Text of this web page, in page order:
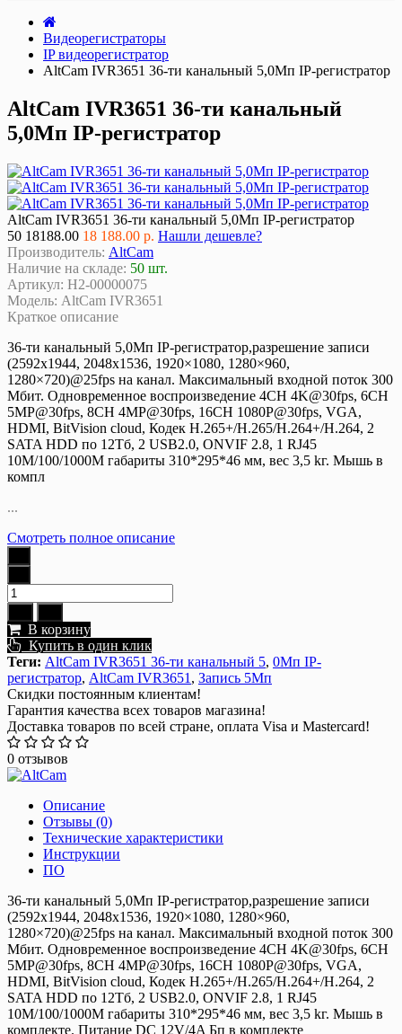
Видеорегистраторы
IP видеорегистратор
AltCam IVR3651 36-ти канальный 5,0Мп IP-регистратор
AltCam IVR3651 36-ти канальный
5,0Мп IP-регистратор
AltCam IVR3651 36-ти канальный 5,0Мп IP-регистратор
50 18188.00 18 188.00 р. Нашли дешевле?
Производитель: AltCam
Наличие на складе: 50 шт.
Артикул: Н2-00000075
Модель: AltCam IVR3651
Краткое описание
36-ти канальный 5,0Мп IP-регистратор,разрешение записи
(2592x1944, 2048x1536, 1920×1080, 1280×960,
1280×720)@25fps на канал. Максимальный входной поток 300
Мбит. Одновременное воспроизведение 4CH 4K@30fps, 6CH
5MP@30fps, 8CH 4MP@30fps, 16CH 1080P@30fps, VGA,
HDMI, BitVision cloud, Кодек H.265+/H.265/H.264+/H.264, 2
SATA HDD по 12Тб, 2 USB2.0, ONVIF 2.8, 1 RJ45
10M/100/1000M габариты 310*295*46 мм, вес 3,5 kг. Мышь в
компл
...
Смотреть полное описание
В корзину
Купить в один клик
Теги: AltCam IVR3651 36-ти канальный 5, 0Мп IP-
регистратор, AltCam IVR3651 , Запись 5Мп
Скидки постоянным клиентам!
Гарантия качества всех товаров магазина!
Доставка товаров по всей стране, оплата Visa и Mastercard!
0 отзывов
Описание
Отзывы (0)
Технические характеристики
Инструкции
ПО
36-ти канальный 5,0Мп IP-регистратор,разрешение записи
(2592x1944, 2048x1536, 1920×1080, 1280×960,
1280×720)@25fps на канал. Максимальный входной поток 300
Мбит. Одновременное воспроизведение 4CH 4K@30fps, 6CH
5MP@30fps, 8CH 4MP@30fps, 16CH 1080P@30fps, VGA,
HDMI, BitVision cloud, Кодек H.265+/H.265/H.264+/H.264, 2
SATA HDD по 12Тб, 2 USB2.0, ONVIF 2.8, 1 RJ45
10M/100/1000M габариты 310*295*46 мм, вес 3,5 kг. Мышь в
комплекте. Питание DC 12V/4A Бп в комплекте